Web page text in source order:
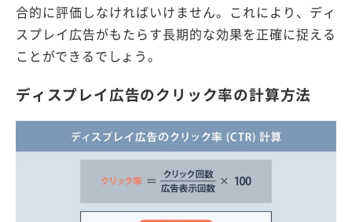
合的に評価しなければいけません。これにより、ディ
スプレイ広告がもたらす長期的な効果を正確に捉える
ことができるでしょう。
ディスプレイ広告のクリック率の計算方法